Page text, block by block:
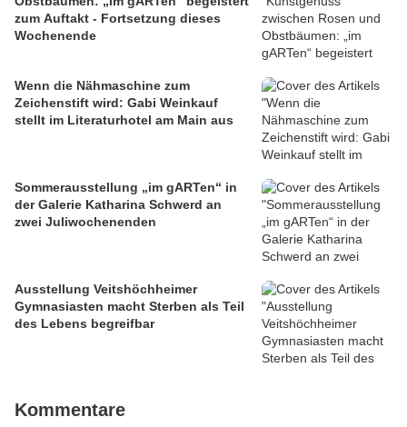
zum Auftakt - Fortsetzung dieses
Wochenende
Wenn die Nähmaschine zum
Zeichenstift wird: Gabi Weinkauf
stellt im Literaturhotel am Main aus
Sommerausstellung „im gARTen“ in
der Galerie Katharina Schwerd an
zwei Juliwochenenden
Ausstellung Veitshöchheimer
Gymnasiasten macht Sterben als Teil
des Lebens begreifbar
Kommentare